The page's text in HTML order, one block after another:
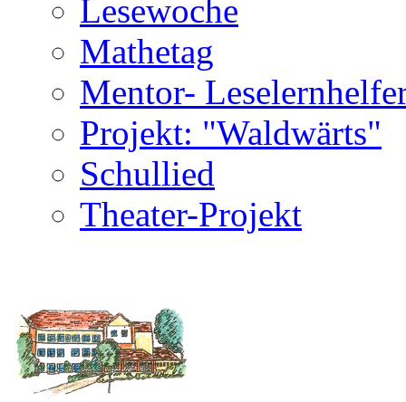
Lesewoche
Mathetag
Mentor-
Projekt: "Waldwärts"
Schullied
Theater-Projekt